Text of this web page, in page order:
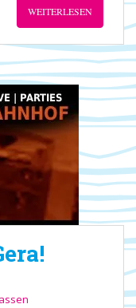
WEITERLESEN